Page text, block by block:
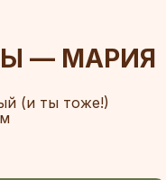
(и ты тоже!)
— МАРИЯ